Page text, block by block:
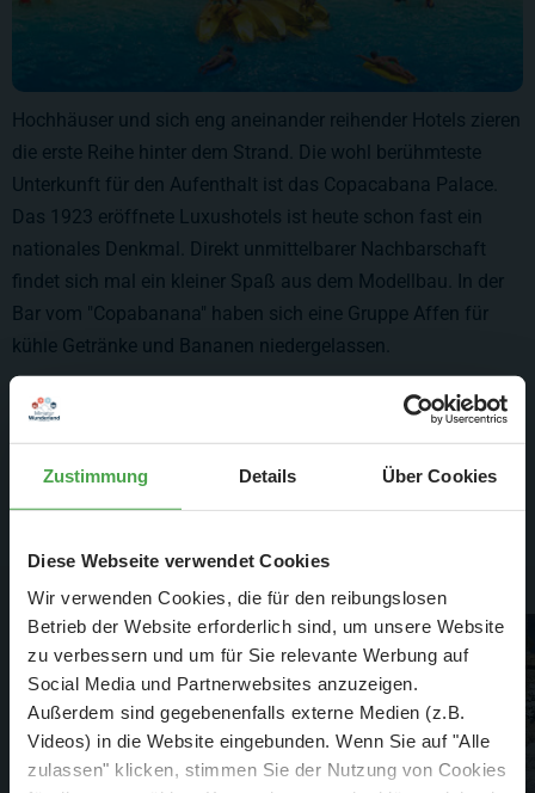
Zustimmung Details Über Cookies
Diese Webseite verwendet Cookies
Wir verwenden Cookies, die für den reibungslosen
Betrieb der Website erforderlich sind, um unsere Website
zu verbessern und um für Sie relevante Werbung auf
Social Media und Partnerwebsites anzuzeigen.
Außerdem sind gegebenenfalls externe Medien (z.B.
Videos) in die Website eingebunden. Wenn Sie auf "Alle
zulassen" klicken, stimmen Sie der Nutzung von Cookies
Hochhäuser und sich eng aneinander reihender Hotels zieren
die erste Reihe hinter dem Strand. Die wohl berühmteste
Unterkunft für den Aufenthalt ist das Copacabana Palace.
Das 1923 eröffnete Luxushotels ist heute schon fast ein
nationales Denkmal. Direkt unmittelbarer Nachbarschaft
findet sich mal ein kleiner Spaß aus dem Modellbau. In der
Bar vom "Copabanana" haben sich eine Gruppe Affen für
kühle Getränke und Bananen niedergelassen.
An die Copacabana gelangen die Besucher auf ganz
unterschiedliche Art und Weise. Eine elektrische Tram ohne
Oberleitung führt in zweiter Reihe durch die Häuserschlucht
hindurch und für die spontanen Wunderländer stehen